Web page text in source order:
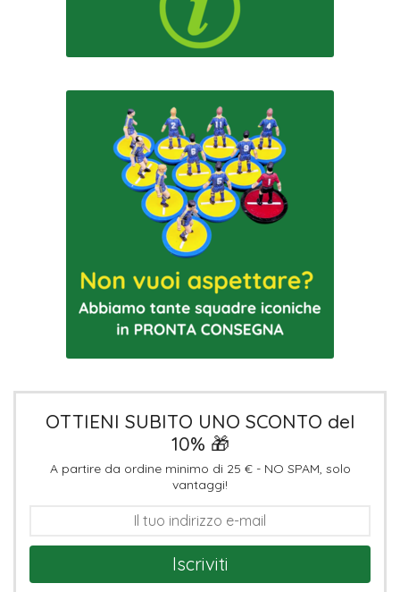
OTTIENI SUBITO UNO SCONTO del
10% 🎁
A partire da ordine minimo di 25 € - NO SPAM, solo
vantaggi!
Iscriviti